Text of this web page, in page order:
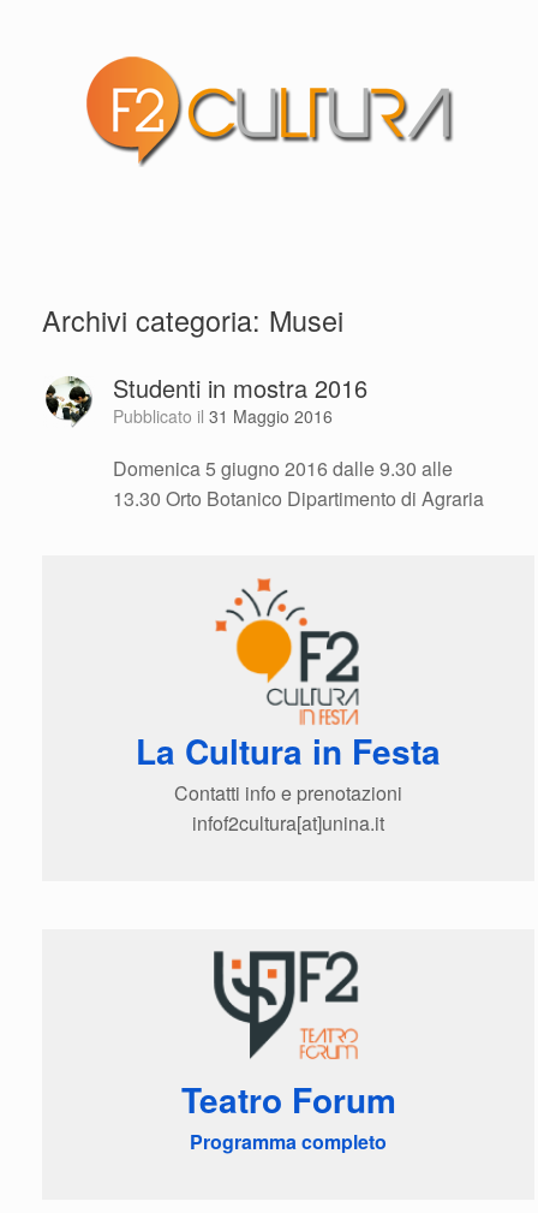
Archivi categoria: Musei
Studenti in mostra 2016
Pubblicato il 31 Maggio 2016
Domenica 5 giugno 2016 dalle 9.30 alle
13.30 Orto Botanico Dipartimento di Agraria
La Cultura in Festa
Contatti info e prenotazioni
infof2cultura[at]unina.it
Teatro Forum
Programma completo